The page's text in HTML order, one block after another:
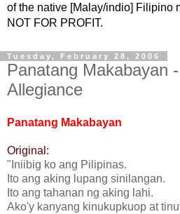
of the native [Malay/indio] Filipino
NOT FOR PROFIT.
Tuesday, February 28, 2006
Panatang Makabayan
Allegiance
Panatang Makabayan
Original:
"Iniibig ko ang Pilipinas.
Ito ang aking lupang sinilangan.
Ito ang tahanan ng aking lahi.
Ako'y kanyang kinukupkuop at